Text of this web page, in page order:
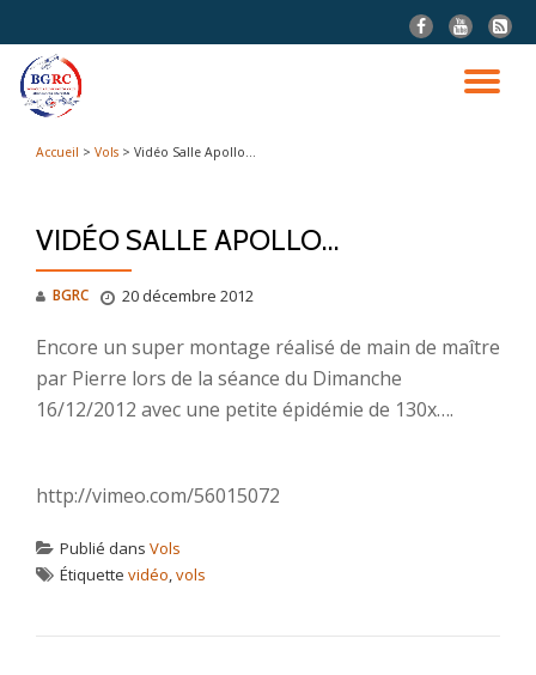
Aller
contenu
fa-
facebook
fa-
youtube
fa-
rss-
Accueil > Vols > Vidéo Salle Apollo…
VIDÉO SALLE APOLLO…
BGRC 20 décembre 2012
Encore un super montage réalisé de main de maître
par Pierre lors de la séance du Dimanche
16/12/2012 avec une petite épidémie de 130x….
http://vimeo.com/56015072
Publié dans Vols
Étiquette vidéo,vols